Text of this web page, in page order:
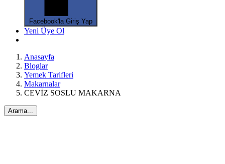
Facebook'la Giriş Yap
Yeni Üye Ol
Anasayfa
Bloglar
Yemek Tarifleri
Makarnalar
CEVİZ SOSLU MAKARNA
Arama...